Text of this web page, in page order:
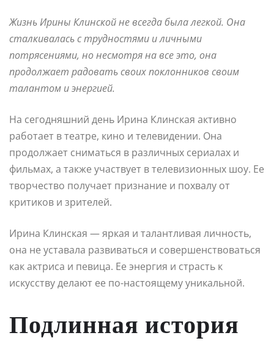
Жизнь Ирины Клинской не всегда была легкой. Она
сталкивалась с трудностями и личными
потрясениями, но несмотря на все это, она
продолжает радовать своих поклонников своим
талантом и энергией.
На сегодняшний день Ирина Клинская активно
работает в театре, кино и телевидении. Она
продолжает сниматься в различных сериалах и
фильмах, а также участвует в телевизионных шоу. Ее
творчество получает признание и похвалу от
критиков и зрителей.
Ирина Клинская — яркая и талантливая личность,
она не уставала развиваться и совершенствоваться
как актриса и певица. Ее энергия и страсть к
искусству делают ее по-настоящему уникальной.
Подлинная история